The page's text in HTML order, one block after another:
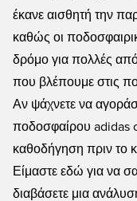
έκανε αισθητή την
καθώς οι
δρόμο για πολλές από
που βλέπουμε στις
Αν ψάχνετε να
ποδοσφαίρου adidas
καθοδήγηση πριν το
Είμαστε εδώ για να
διαβάσετε μια